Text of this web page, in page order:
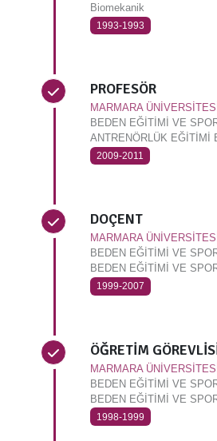
Biomekanik
1993-1993
PROFESÖR
MARMARA ÜNİVERSİTESİ
BEDEN EĞİTİMİ VE
ANTRENÖRLÜK EĞİTİMİ
2009-2011
DOÇENT
MARMARA ÜNİVERSİTESİ
BEDEN EĞİTİMİ VE
BEDEN EĞİTİMİ VE
1999-2007
ÖĞRETİM
MARMARA
BEDEN EĞİTİMİ VE
BEDEN EĞİTİMİ VE
1998-1999